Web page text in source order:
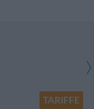
TARIFFE